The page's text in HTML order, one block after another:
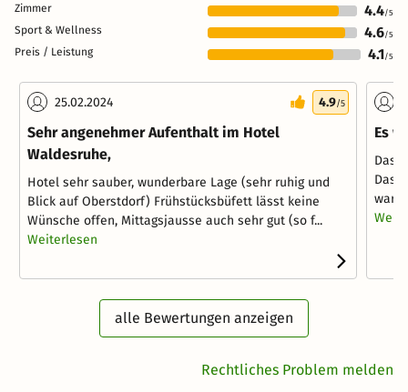
Zimmer 4.4/5
Sport & Wellness 4.6/5
Preis / Leistung 4.1/5
25.02.2024 4.9/5
Sehr angenehmer Aufenthalt im Hotel
Waldesruhe,
Hotel sehr sauber, wunderbare Lage (sehr ruhig und
Blick auf Oberstdorf) Frühstücksbüfett lässt keine
Wünsche offen, Mittagsjausse auch sehr gut (so f...
Weiterlesen
Es
Das
Das
war
alle Bewertungen anzeigen
Rechtliches Problem melden